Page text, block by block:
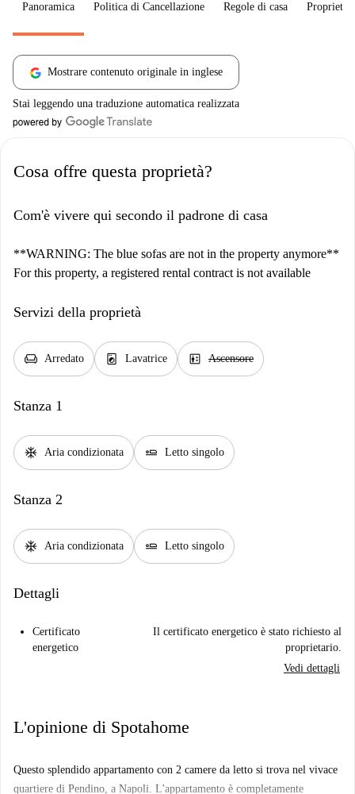
Panoramica Politica di Cancellazione Regole di casa
Mostrare contenuto originale in inglese
Stai leggendo una traduzione automatica realizzata
Cosa offre questa proprietà?
Com'è vivere qui secondo il padrone di casa
**WARNING: The blue sofas are not in the property anymore**
For this property, a registered rental contract is not available
Servizi della proprietà
chair Arredato local_laundry_service Lavatrice elevator Ascensore
Stanza 1
ac_unit Aria condizionata airline_seat_flat Letto singolo
Stanza 2
ac_unit Aria condizionata airline_seat_flat Letto singolo
Dettagli
Certificato
energetico
Il certificato energetico è stato richiesto al
proprietario.
Vedi dettagli
L'opinione di Spotahome
Questo splendido appartamento con 2 camere da letto si trova nel vivace
quartiere di Pendino, a Napoli. L'appartamento è completamente